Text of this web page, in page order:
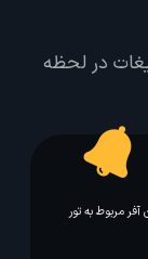
در لحظه
مربوط به تور